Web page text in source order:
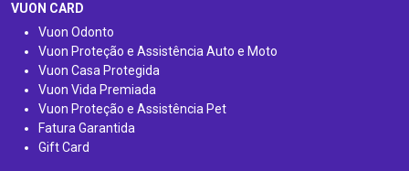
VUON CARD
Vuon Odonto
Vuon Proteção e Assistência Auto e Moto
Vuon Casa Protegida
Vuon Vida Premiada
Vuon Proteção e Assistência Pet
Fatura Garantida
Gift Card